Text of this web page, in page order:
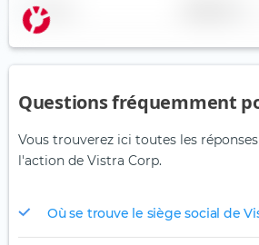
Nom
Questions fréquemment
Vous trouverez ici toutes les
l'action de Vistra Corp.
Où se trouve le siège social de